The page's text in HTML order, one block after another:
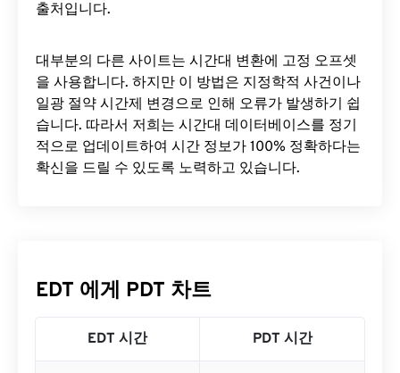
출처입니다.
대부분의 다른 사이트는 시간대 변환에 ​​고정 오프셋
을 사용합니다. 하지만 이 방법은 지정학적 사건이나
일광 절약 시간제 변경으로 인해 오류가 발생하기 쉽
습니다. 따라서 저희는 시간대 데이터베이스를 정기
적으로 업데이트하여 시간 정보가 100% 정확하다는
확신을 드릴 수 있도록 노력하고 있습니다.
EDT 에게 PDT 차트
EDT 시간 PDT 시간